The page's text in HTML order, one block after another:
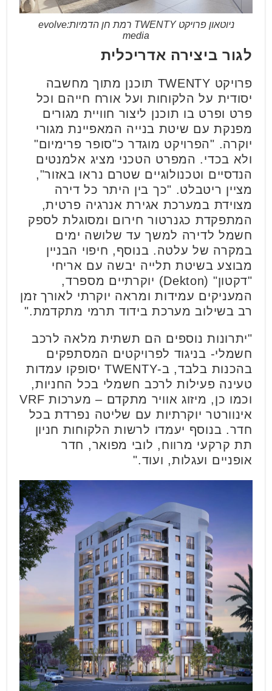
ניוטאון פרויקט TWENTY רמת חן הדמיות:evolve
media
לגור ביצירה אדריכלית
פרויקט TWENTY תוכנן מתוך מחשבה
יסודית על הלקוחות ועל אורח חייהם וכל
פרט ופרט בו תוכנן ליצור חוויית מגורים
מפנקת עם שיטת בנייה המאפיינת מגורי
יוקרה. "הפרויקט מוגדר כ"סופר פרימיום"
ולא בכדי. המפרט הטכני מציג אלמנטים
הנדסיים וטכנולוגיים שטרם נראו באזור",
מציין ריטבלט. "כך בין היתר כל דירה
מצוידת במערכת אגירת אנרגיה פרטית,
המתפקדת כגנרטור חירום ומסוגלת לספק
חשמל לדירה למשך עד שלושה ימים
במקרה של עלטה. בנוסף, חיפוי הבניין
מבוצע בשיטת תלייה יבשה עם אריחי
"דקטון" (Dekton) יוקרתיים מספרד,
המעניקים עמידות ומראה יוקרתי לאורך זמן
רב בשילוב מערכת בידוד תרמי מתקדמת."
"יתרונות נוספים הם תשתית מלאה לרכב
חשמלי- בניגוד לפרויקטים המסתפקים
בהכנות בלבד, ב-TWENTY יסופקו עמדות
טעינה פעילות לרכב חשמלי בכל החניות,
וכמו כן, מיזוג אוויר מתקדם – מערכות VRF
אינוורטר יוקרתיות עם שליטה נפרדת בכל
חדר. בנוסף יעמדו לרשות הלקוחות חניון
תת קרקעי מרווח, לובי מפואר, חדר
אופניים ועגלות, ועוד."